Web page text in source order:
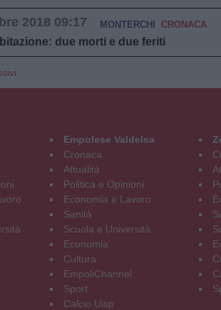
2018 09:17 MONTERCHI CRONACA
due morti e due feriti
Empolese Valdelsa
Cronaca
Attualità
Politica e Opinioni
Economia e Lavoro
Sanità
Scuola e Università
Economia
Cultura
EmpoliChannel
Sport
Calcio Uisp